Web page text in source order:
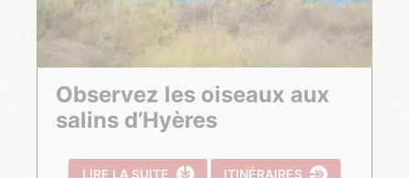
Observez les oiseaux aux
salins d’Hyères
LIRE LA SUITE ITINÉRAIRES